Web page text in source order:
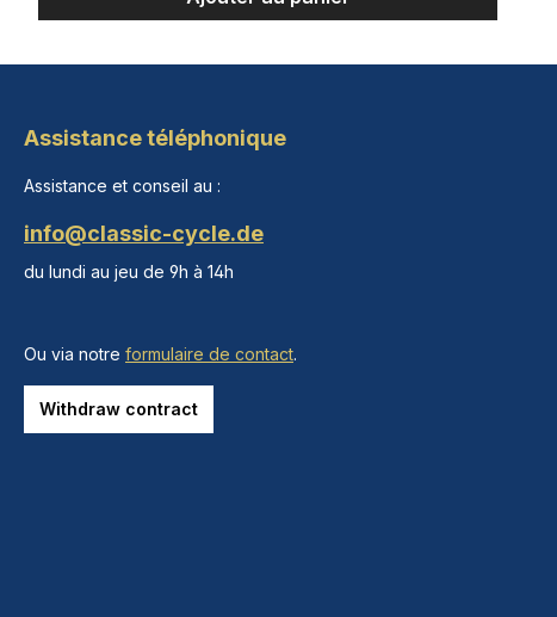
Assistance téléphonique
Assistance et conseil au :
info@classic-cycle.de
du lundi au jeu de 9h à 14h
Ou via notre formulaire de contact.
Withdraw contract